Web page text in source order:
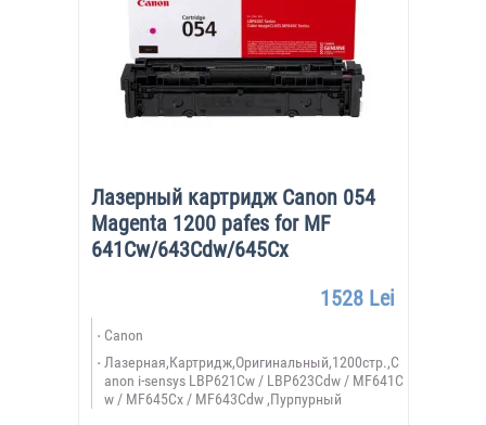
Лазерный картридж Canon 054
Magenta 1200 pafes for MF
641Cw/643Cdw/645Cx
1528 Lei
Canon
Лазерная,Картридж,Оригинальный,1200стр.,C
anon i-sensys LBP621Cw / LBP623Cdw / MF641C
w / MF645Cx / MF643Cdw ,Пурпурный